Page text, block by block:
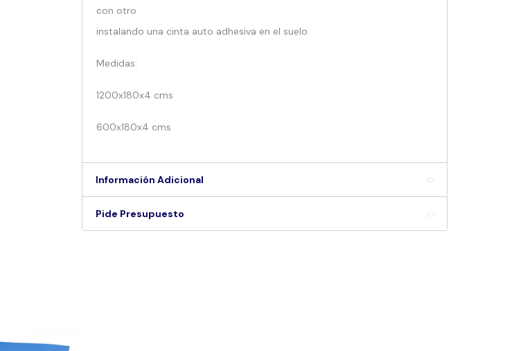
con otro
instalando una cinta auto adhesiva en el suelo.
Medidas:
1200x180x4 cms
600x180x4 cms
Información Adicional
Pide Presupuesto